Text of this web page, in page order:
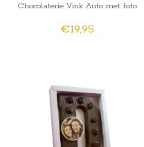
Chocolaterie Vink Auto met foto
€19,95